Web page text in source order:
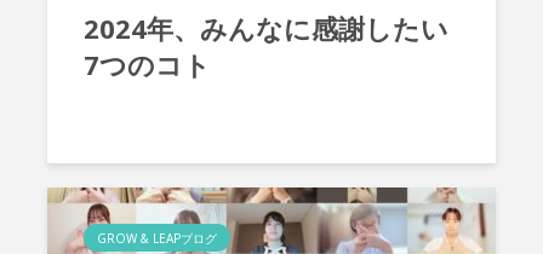
2024年、みんなに感謝したい
7つのコト
GROW & LEAPブログ